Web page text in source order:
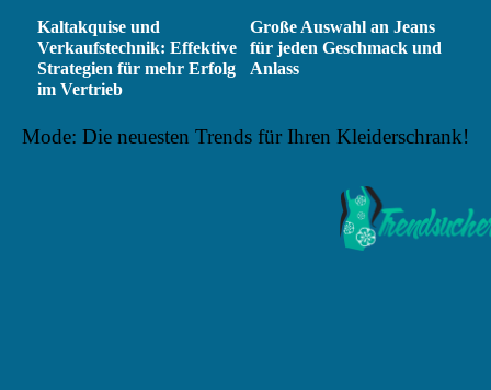
Kaltakquise und
Verkaufstechnik: Effektive
Strategien für mehr Erfolg
im Vertrieb
Große Auswahl an Jeans
für jeden Geschmack und
Anlass
Mode: Die neuesten Trends für Ihren Kleiderschrank!